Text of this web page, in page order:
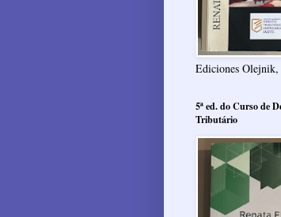
Ediciones Olejnik,
5ª ed. do Curso de
Tributário